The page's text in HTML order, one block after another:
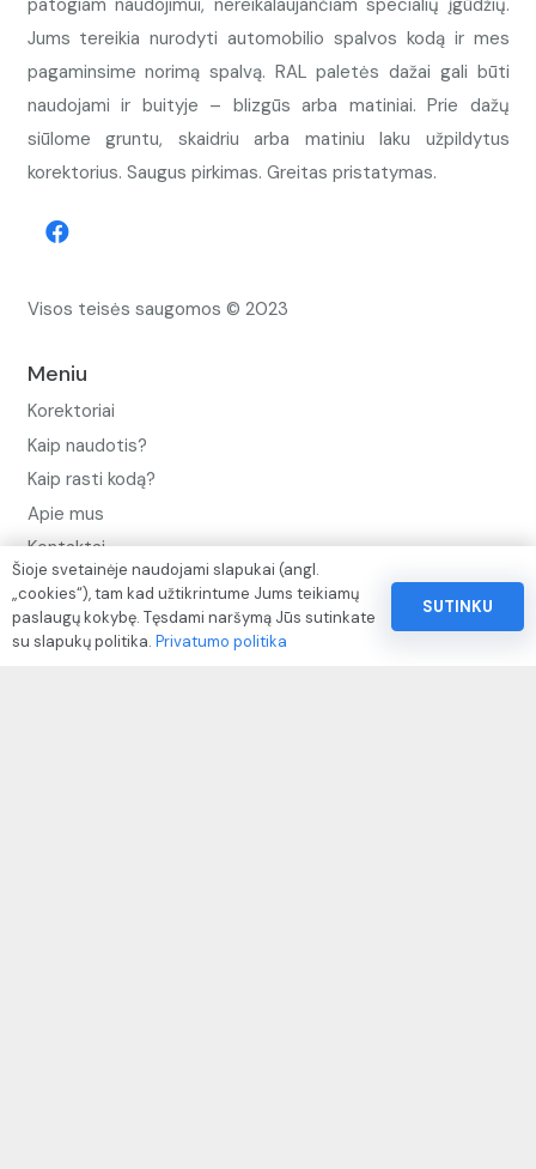
patogiam naudojimui, nereikalaujančiam specialių įgūdžių.
Jums tereikia nurodyti automobilio spalvos kodą ir mes
pagaminsime norimą spalvą. RAL paletės dažai gali būti
naudojami ir buityje – blizgūs arba matiniai. Prie dažų
siūlome gruntu, skaidriu arba matiniu laku užpildytus
korektorius. Saugus pirkimas. Greitas pristatymas.
Visos teisės saugomos © 2023
Meniu
Korektoriai
Kaip naudotis?
Kaip rasti kodą?
Apie mus
Kontaktai
Privatumo politika
Pinigų ir prekių grąžinimo politika
Šioje svetainėje naudojami slapukai (angl.
„cookies“), tam kad užtikrintume Jums teikiamų
paslaugų kokybę. Tęsdami naršymą Jūs sutinkate
su slapukų politika. Privatumo politika
SUTINKU